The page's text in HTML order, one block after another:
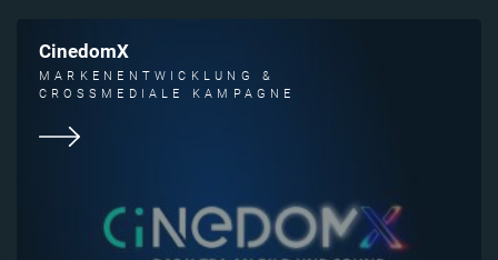
CinedomX
MARKENENTWICKLUNG &
CROSSMEDIALE KAMPAGNE